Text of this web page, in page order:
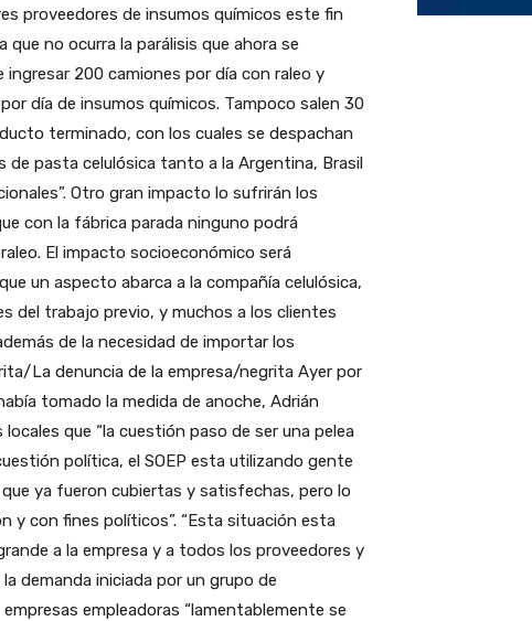
proveedores de insumos químicos este fin
no ocurra la parálisis que ahora se
ingresar 200 camiones por día con raleo y
día de insumos químicos. Tampoco salen 30
terminado, con los cuales se despachan
de pasta celulósica tanto a la Argentina, Brasil
Otro gran impacto lo sufrirán los
con la fábrica parada ninguno podrá
El impacto socioeconómico será
un aspecto abarca a la compañía celulósica,
del trabajo previo, y muchos a los clientes
de la necesidad de importar los
La denuncia de la empresa/negrita Ayer por
tomado la medida de anoche, Adrián
locales que “la cuestión paso de ser una pelea
política, el SOEP esta utilizando gente
ya fueron cubiertas y satisfechas, pero lo
y con fines políticos”. “Esta situación esta
a la empresa y a todos los proveedores y
demanda iniciada por un grupo de
empleadoras “lamentablemente se